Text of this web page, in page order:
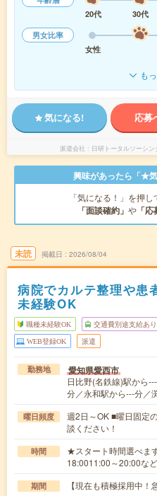
20代
30代
男女比率
女性
も
気になる! 応募
派遣会社 日研トータルソーシ
興味があったら「★
「気になる！」を押
「面談確約」 や 「
未読 掲載日 2026/08/04
病院でカルテ整理や患
未経験OK
職種未経験OK 交通費別途支給あり
WEB登録OK 派遣
勤務地 愛知県愛西市
日比野(名鉄線)駅から
分／永和駅から---分／
曜日頻度
週2日～OK ■曜日固定
談ください！
時間
★スタート時間選べま
18:0011:00～20:00な
期間 【現在も積極採用中！